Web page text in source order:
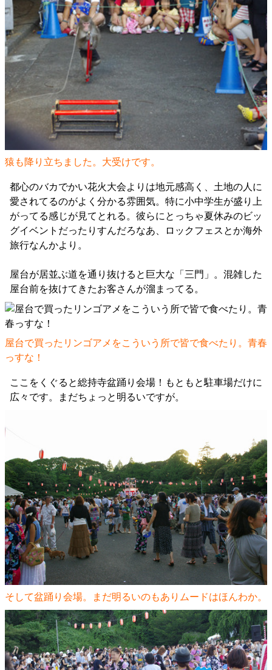
猿も降り立ちました。大受けです。
都心のバカでかい花火大会よりは地元感高く、土地の人に
愛されてるのがよく分かる雰囲気。特に小中学生が盛り上
がってる感じが見てとれる。彼らにとっちゃ夏休みのビッ
グイベントだったりすんだろなあ、ロックフェスとか海外
旅行なんかより。
屋台が居並ぶ道を通り抜けると巨大な「三門」。混雑した
屋台前を抜けてきたお客さんが溜まってる。
屋台で買ったリンゴアメをこういう所で皆で食べたり。青春
っすな！
ここをくぐると総持寺盆踊り会場！もともと駐車場だけに
広々です。まだちょっと明るいですが。
そして盆踊り会場。まだ明るいのもありムードはほんわか。